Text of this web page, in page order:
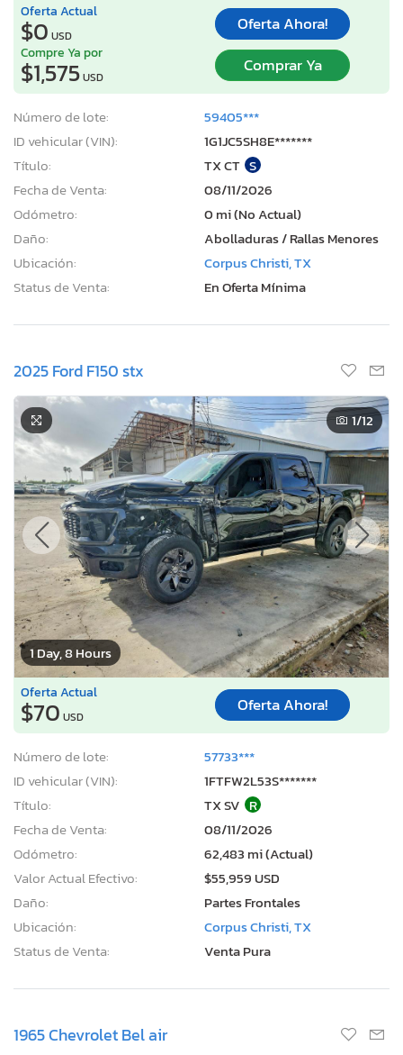
Oferta Actual
$0 USD
Oferta Ahora!
Compre Ya por
$1,575USD
Comprar Ya
Número de lote:
59405***
ID vehicular (VIN):
1G1JC5SH8E*******
Título:
TX CT S
Fecha de Venta:
08/11/2026
Odómetro:
0 mi (No Actual)
Daño:
Abolladuras / Rallas Menores
Ubicación:
Corpus Christi, TX
Status de Venta:
En Oferta Mínima
2025 Ford F150 stx
1 Day, 8 Hours
1/12
Oferta Actual
$70 USD
Oferta Ahora!
Número de lote:
57733***
ID vehicular (VIN):
1FTFW2L53S*******
Título:
TX SV R
Fecha de Venta:
08/11/2026
Odómetro:
62,483 mi (Actual)
Valor Actual Efectivo:
$55,959 USD
Daño:
Partes Frontales
Ubicación:
Corpus Christi, TX
Status de Venta:
Venta Pura
1965 Chevrolet Bel air